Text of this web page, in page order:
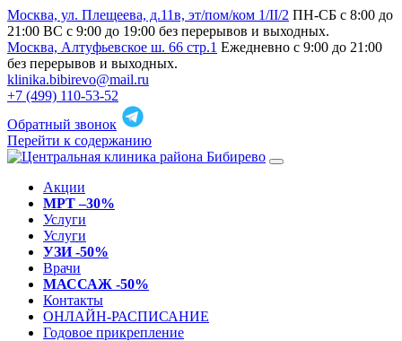
Москва, ул. Плещеева, д.11в, эт/пом/ком 1/II/2 ПН-СБ с 8:00 до
21:00 ВС с 9:00 до 19:00 без перерывов и выходных.
Москва, Алтуфьевское ш. 66 стр.1 Ежедневно с 9:00 до 21:00
без перерывов и выходных.
klinika.bibirevo@mail.ru
+7 (499) 110-53-52
Обратный звонок
Перейти к содержанию
Акции
МРТ –30%
Услуги
Услуги
УЗИ -50%
Врачи
МАССАЖ -50%
Контакты
ОНЛАЙН-РАСПИСАНИЕ
Годовое прикрепление